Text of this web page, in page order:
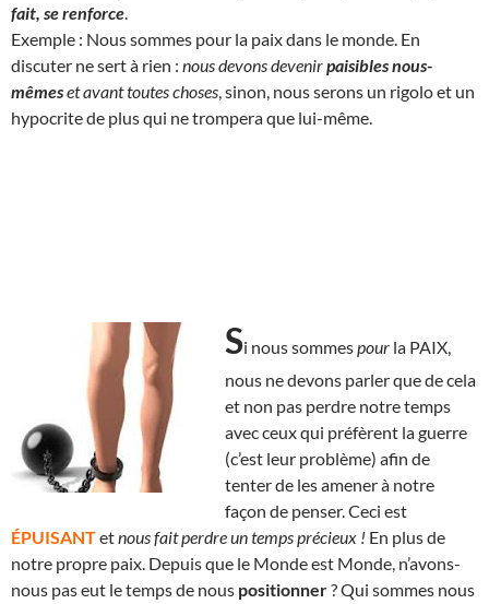
fait, se renforce
Exemple : Nous sommes pour la paix dans le monde. En
discuter ne sert à rien : nous devons devenirpaisibles nous-
mêmeset avant toutes choses , sinon, nous serons un rigolo et un
hypocrite de plus qui ne trompera que lui-même.
Si nous sommespour la PAIX,
nous ne devons parler que de cela
et non pas perdre notre temps
avec ceux qui préfèrent la guerre
(c’est leur problème) afin de
tenter de les amener à notre
façon de penser. Ceci est
ÉPUISANTetnous fait perdre un temps précieux ! En plus de
notre propre paix. Depuis que le Monde est Monde, n’avons-
nous pas eut le temps de nous positionner? Qui sommes nous